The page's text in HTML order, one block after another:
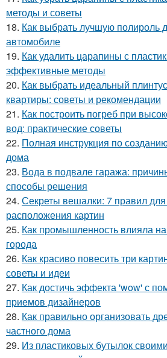
методы и советы
18. Как выбрать лучшую полироль
автомобиле
19. Как удалить царапины с
эффективные методы
20. Как выбрать идеальный
квартиры: советы и рекомендации
21. Как построить погреб при
вод: практические советы
22. Полная инструкция по
дома
23. Вода в подвале гаража:
способы решения
24. Секреты вешалки: 7 правил для
расположения картин
25. Как промышленность влияла
города
26. Как красиво повесить три
советы и идеи
27. Как достичь эффекта 'wow' с
приемов дизайнеров
28. Как правильно организовать
частного дома
29. Из пластиковых бутылок